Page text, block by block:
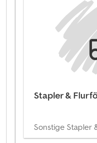
Stapler &
Sonstige Stapler